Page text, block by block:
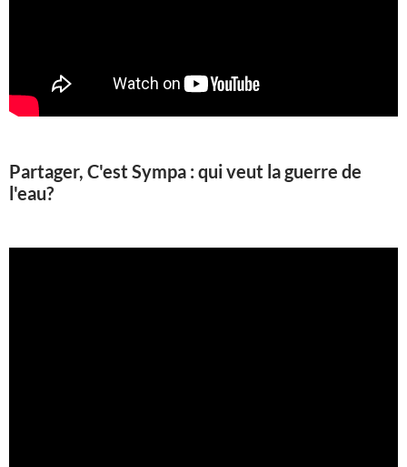
Partager, C'est Sympa : qui veut la guerre de
l'eau?